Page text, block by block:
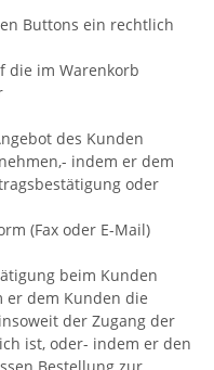
Buttons ein rechtlich
die im Warenkorb
des Kunden
indem er dem
oder
(Fax oder E-Mail)
beim Kunden
dem Kunden die
der Zugang der
ist, oder- indem er den